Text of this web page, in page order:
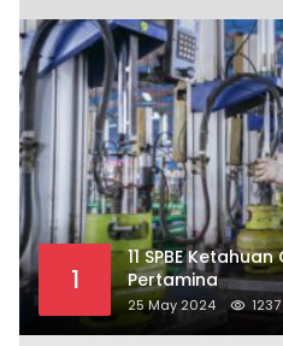
1
11 SPBE
Pertamina
25 May 2024 1237